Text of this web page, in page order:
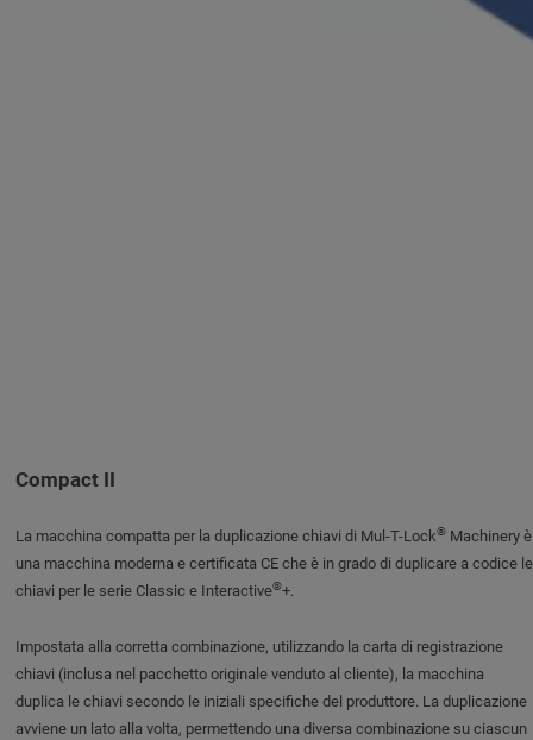
Compact II
La macchina compatta per la duplicazione chiavi di Mul-T-Lock®Machinery è
una macchina moderna e certificata CE che è in grado di duplicare a codice le
chiavi per le serie Classic e Interactive®+.
Impostata alla corretta combinazione, utilizzando la carta di registrazione
chiavi (inclusa nel pacchetto originale venduto al cliente), la macchina
duplica le chiavi secondo le iniziali specifiche del produttore. La duplicazione
avviene un lato alla volta, permettendo una diversa combinazione su ciascun